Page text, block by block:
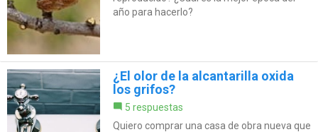
año para hacerlo?
¿El olor de la alcantarilla oxida
los grifos?
5 respuestas
Quiero comprar una casa de obra nueva que